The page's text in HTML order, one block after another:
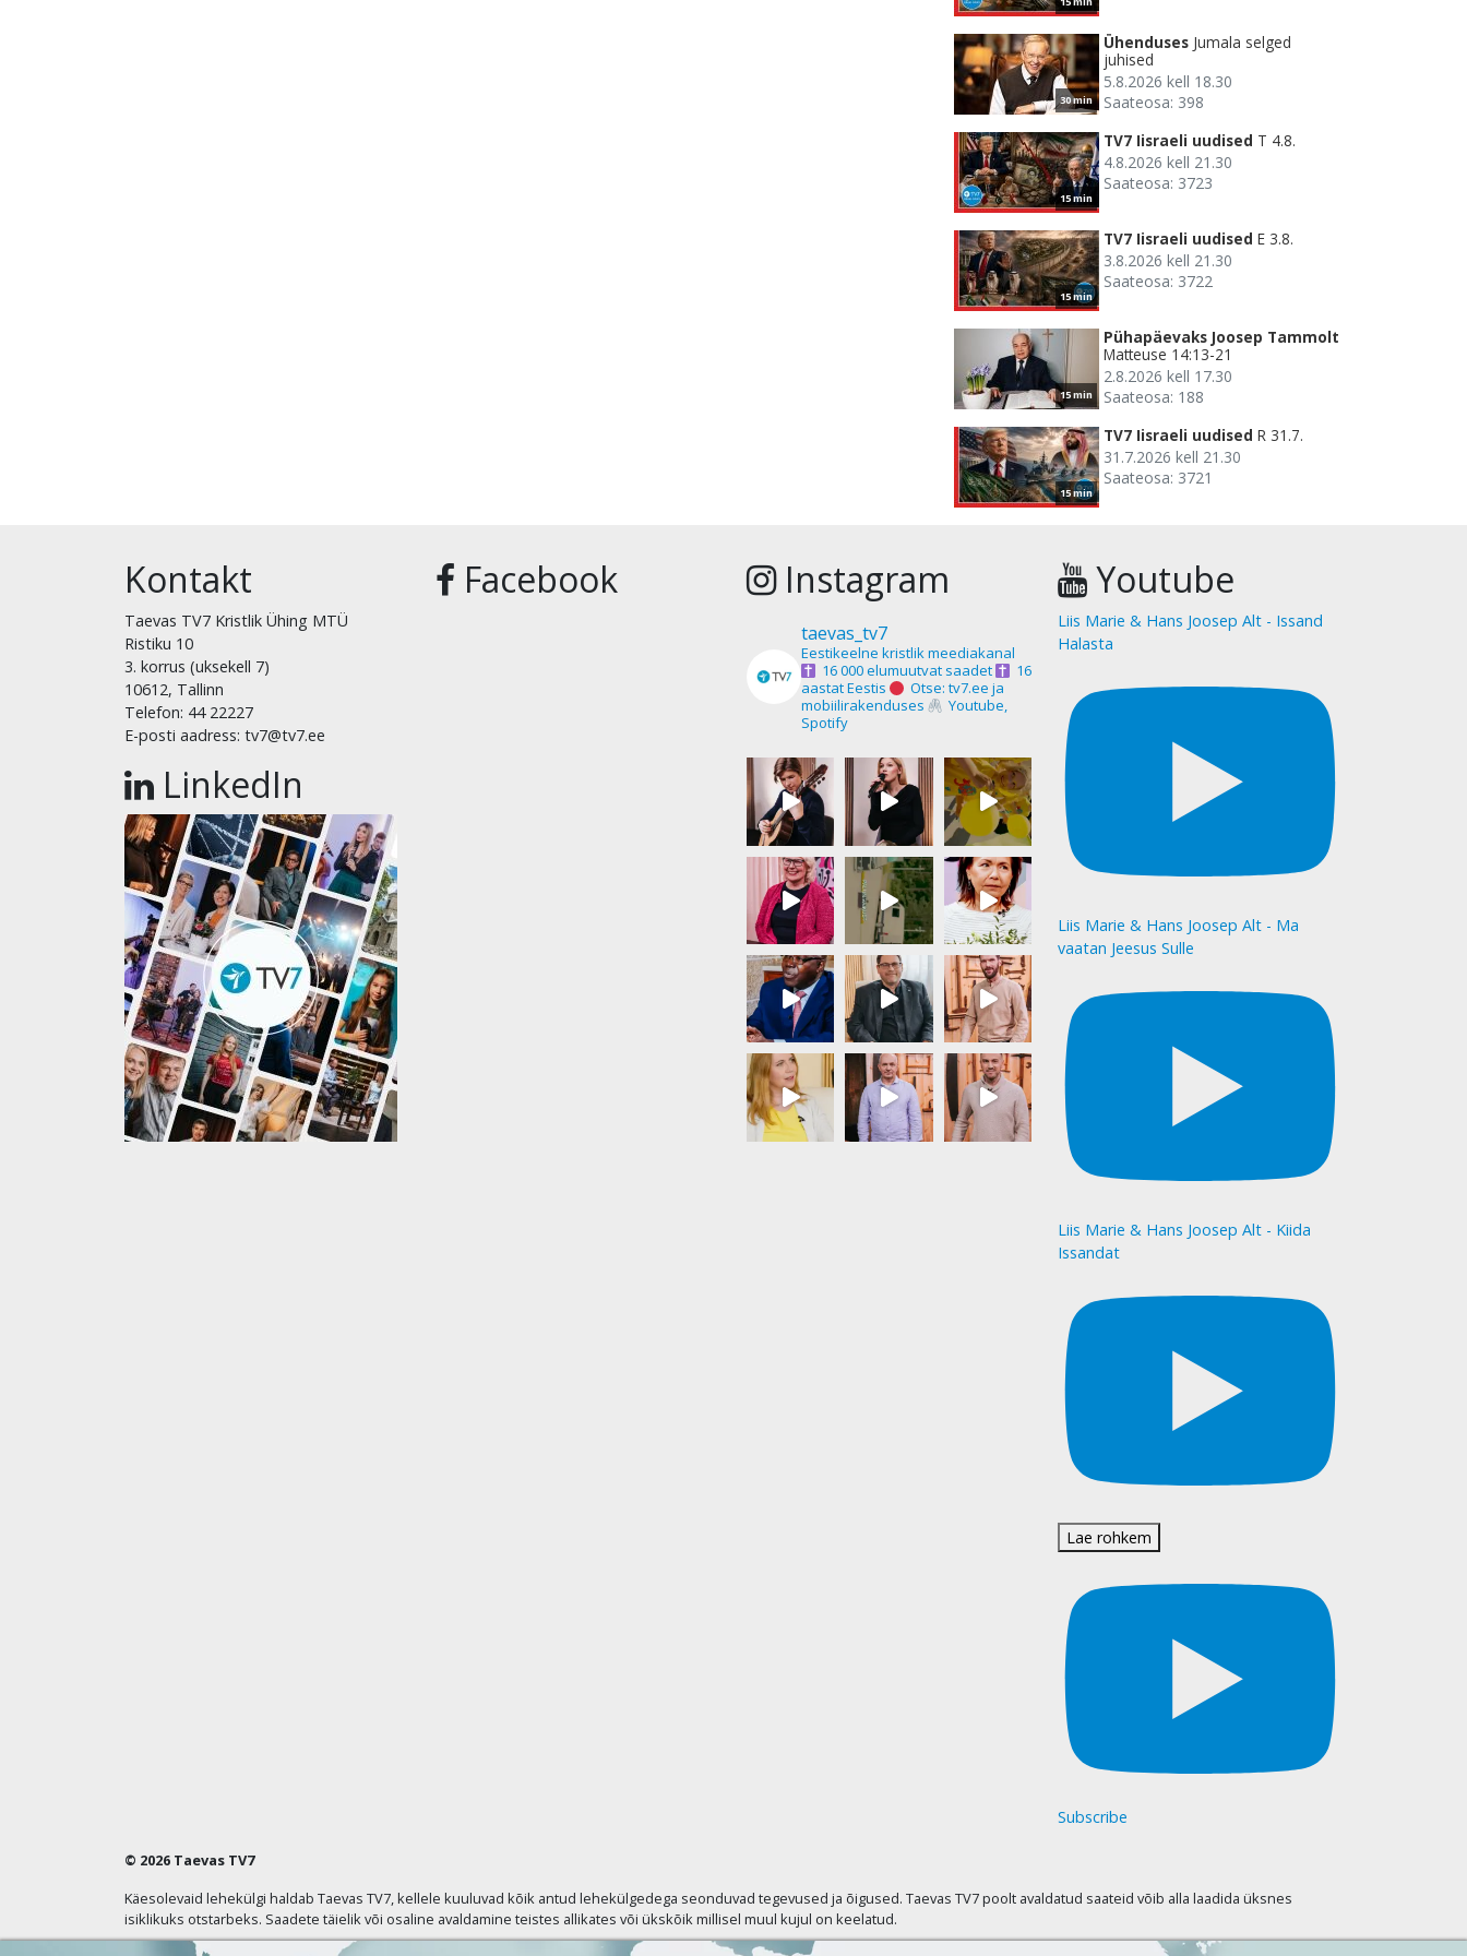
30 min
Ühenduses Jumala selged
juhised
5.8.2026 kell 18.30
Saateosa: 398
15 min
TV7 Iisraeli uudised T 4.8.
4.8.2026 kell 21.30
Saateosa: 3723
15 min
TV7 Iisraeli uudised E 3.8.
3.8.2026 kell 21.30
Saateosa: 3722
15 min
Pühapäevaks Joosep Tammolt
Matteuse 14:13-21
2.8.2026 kell 17.30
Saateosa: 188
15 min
TV7 Iisraeli uudised R 31.7.
31.7.2026 kell 21.30
Saateosa: 3721
Kontakt
Taevas TV7 Kristlik Ühing MTÜ
Ristiku 10
3. korrus (uksekell 7)
10612, Tallinn
Telefon: 44 22227
E-posti aadress: tv7@tv7.ee
LinkedIn
Facebook Instagram
taevas_tv7
Eestikeelne kristlik meediakanal
16 000 elumuutvat saadet
16
aastat Eestis
Otse: tv7.ee ja
mobiilirakenduses
Youtube,
Spotify
Youtube
Liis Marie & Hans Joosep Alt - Issand
Halasta
Liis Marie & Hans Joosep Alt - Ma
vaatan Jeesus Sulle
Liis Marie & Hans Joosep Alt - Kiida
Issandat
Lae rohkem
Subscribe
© 2026 Taevas TV7
Käesolevaid lehekülgi haldab Taevas TV7, kellele kuuluvad kõik antud lehekülgedega seonduvad tegevused ja õigused. Taevas TV7 poolt avaldatud saateid võib alla laadida üksnes
isiklikuks otstarbeks. Saadete täielik või osaline avaldamine teistes allikates või ükskõik millisel muul kujul on keelatud.